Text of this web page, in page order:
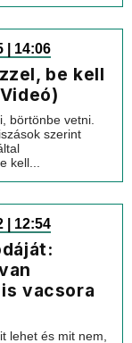
| 14:06
be kell
börtönbe vetni.
szerint
kell...
| 12:54
vacsora
lehet és mit nem,